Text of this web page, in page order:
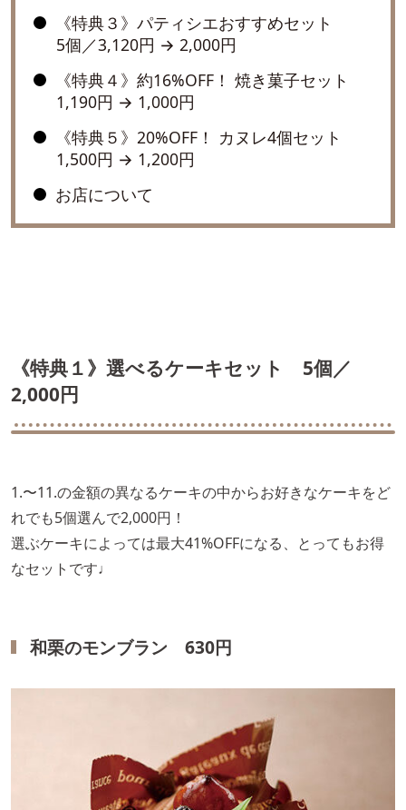
《特典３》パティシエおすすめセット
5個／3,120円 → 2,000円
《特典４》約16%OFF！ 焼き菓子セット
1,190円 → 1,000円
《特典５》20%OFF！ カヌレ4個セット
1,500円 → 1,200円
お店について
《特典１》選べるケーキセット 5個／
2,000円
1.〜11.の金額の異なるケーキの中からお好きなケーキをど
れでも5個選んで2,000円！
選ぶケーキによっては最大41%OFFになる、とってもお得
なセットです♩
和栗のモンブラン 630円